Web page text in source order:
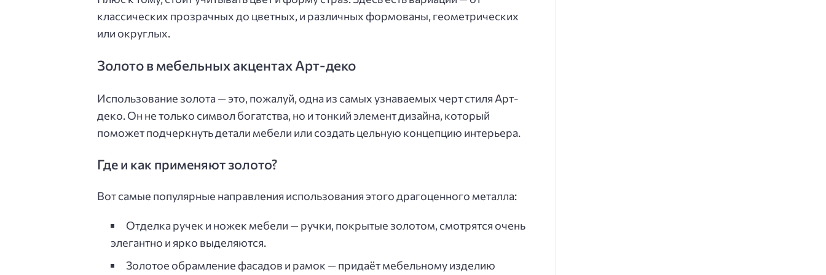
классических прозрачных до цветных, и различных формованы, геометрических
или округлых.
Золото в мебельных акцентах Арт-деко
Использование золота — это, пожалуй, одна из самых узнаваемых черт стиля Арт-
деко. Он не только символ богатства, но и тонкий элемент дизайна, который
поможет подчеркнуть детали мебели или создать цельную концепцию интерьера.
Где и как применяют золото?
Вот самые популярные направления использования этого драгоценного металла:
Отделка ручек и ножек мебели — ручки, покрытые золотом, смотрятся очень
элегантно и ярко выделяются.
Золотое обрамление фасадов и рамок — придаёт мебельному изделию